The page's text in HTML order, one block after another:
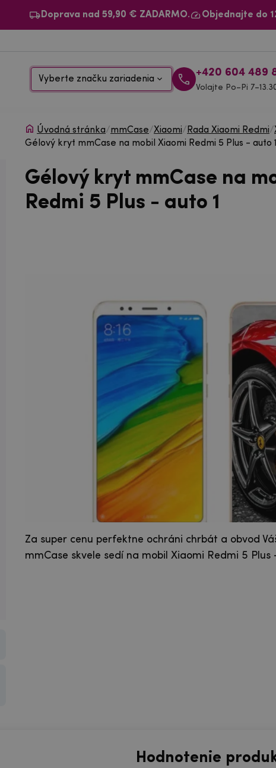
Doprava nad 59,90 € ZADARMO. Objednajte do
Vyberte značku zariadenia
+420 604 489
Volajte Po–Pi
Úvodná stránka/mmCase/Xiaomi/ Rada Xiaomi Redmi/
Gélový kryt mmCase na mobil Xiaomi Redmi 5 Plus - auto 1
Gélový kryt mmCase na
Redmi 5 Plus - auto 1
Za super cenu perfektne ochráni chrbát a obvod
mmCase skvele sedí na mobil Xiaomi Redmi 5 Plus
Hodnotenie